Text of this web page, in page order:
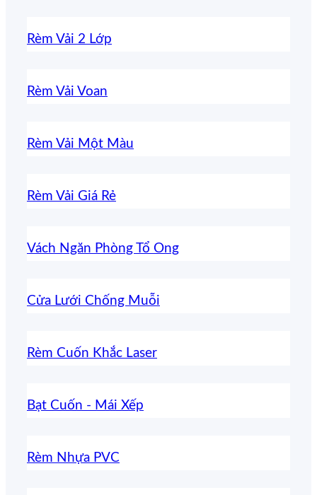
Rèm Vải 2 Lớp
Rèm Vải Voan
Rèm Vải Một Màu
Rèm Vải Giá Rẻ
Vách Ngăn Phòng Tổ Ong
Cửa Lưới Chống Muỗi
Rèm Cuốn Khắc Laser
Bạt Cuốn - Mái Xếp
Rèm Nhựa PVC